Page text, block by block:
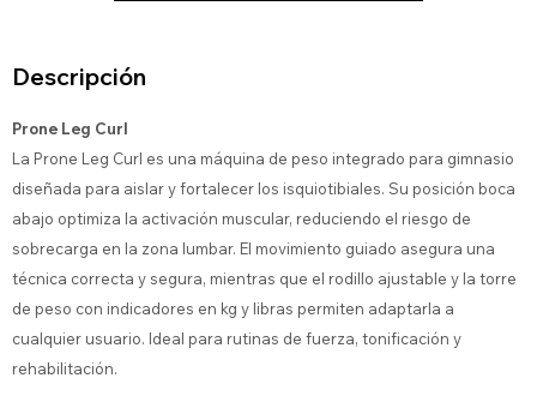
Descripción
Prone Leg Curl
La Prone Leg Curl es una máquina de peso integrado para gimnasio
diseñada para aislar y fortalecer los isquiotibiales. Su posición boca
abajo optimiza la activación muscular, reduciendo el riesgo de
sobrecarga en la zona lumbar. El movimiento guiado asegura una
técnica correcta y segura, mientras que el rodillo ajustable y la torre
de peso con indicadores en kg y libras permiten adaptarla a
cualquier usuario. Ideal para rutinas de fuerza, tonificación y
rehabilitación.